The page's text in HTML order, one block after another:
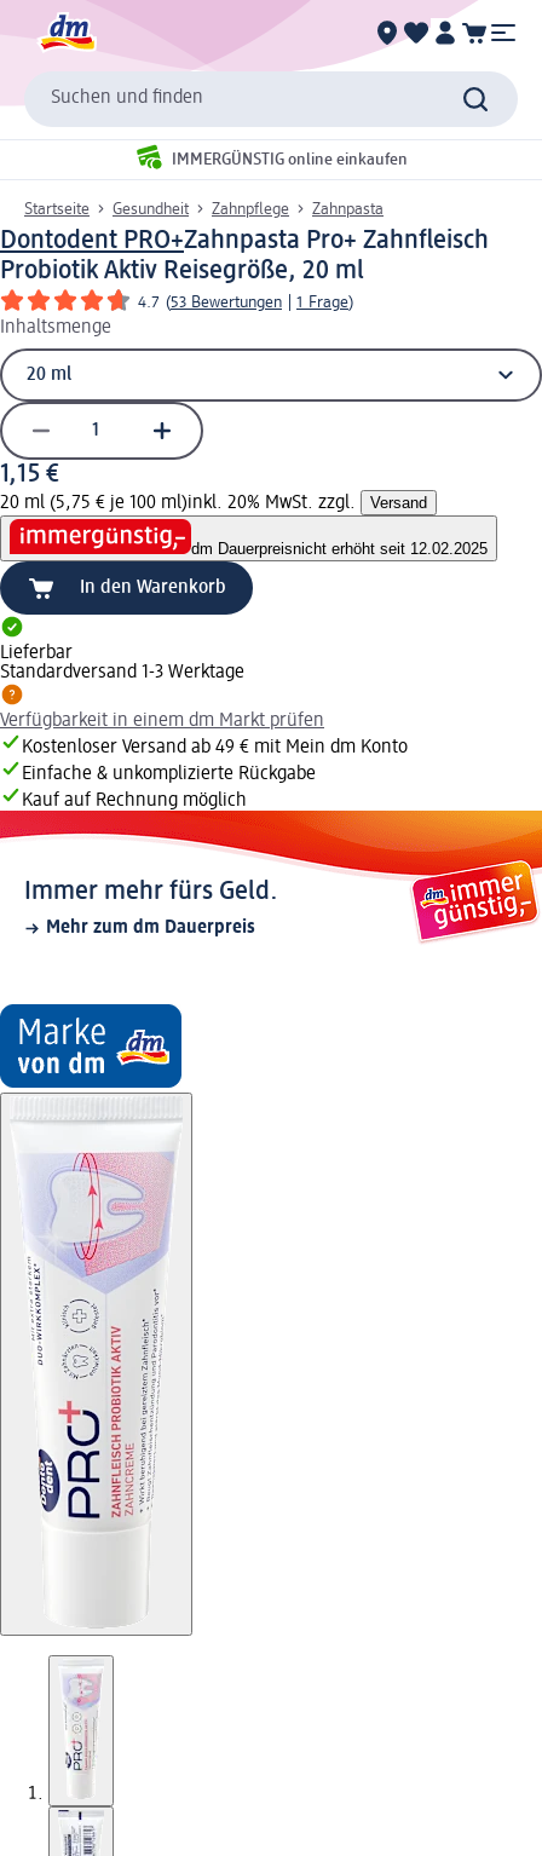
Suchen und finden
IMMERGÜNSTIG online einkaufen
Startseite Gesundheit Zahnpflege Zahnpasta
Dontodent PRO+Zahnpasta Pro+ Zahnfleisch
Probiotik Aktiv Reisegröße, 20 ml
4.7 (53 Bewertungen 1 Frage)
Inhaltsmenge
1,15 €
20 ml (5,75 € je 100 ml)inkl. 20% MwSt. zzgl. Versand
dm Dauerpreisnicht erhöht seit 12.02.2025
In den Warenkorb
Lieferbar
Standardversand 1-3 Werktage
Verfügbarkeit in einem dm Markt prüfen
Kostenloser Versand ab 49 € mit Mein dm Konto
Einfache & unkomplizierte Rückgabe
Kauf auf Rechnung möglich
Immer mehr fürs Geld.
Mehr zum dm Dauerpreis